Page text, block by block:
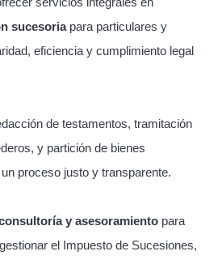
sucesoriapara particulares y
eficiencia y cumplimiento legal
de testamentos, tramitación
y partición de bienes
proceso justo y transparente.
y asesoramiento para
el Impuesto de Sucesiones,